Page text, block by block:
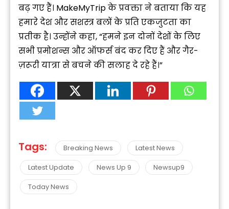
बढ़ गए हैं। MakeMyTrip के प्रवक्ता ने बताया कि यह
हमारे देश और सशस्त्र बलों के प्रति एकजुटता का
प्रतीक है। उन्होंने कहा, “हमने इन दोनों देशों के लिए
सभी प्रमोशन्स और ऑफर्स बंद कर दिए हैं और गैर-
ज़रूरी यात्रा से बचने की सलाह दे रहे हैं।”
Tags: Breaking News
Latest News
Latest Update
News Up 9
Newsup9
Today News